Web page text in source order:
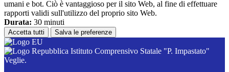
umani e bot. Ciò è vantaggioso per il sito Web, al fine di effettuare
rapporti validi sull'utilizzo del proprio sito Web.
Durata: 30 minuti
Accetta tutti Salva le preferenze
Istituto Comprensivo Statale "P. Impastato"
Veglie.